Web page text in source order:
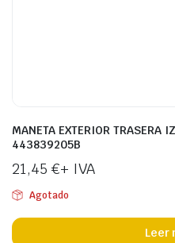
MANETA EXTERIOR
443839205B
21,45 €+ IVA
Agotado
Leer